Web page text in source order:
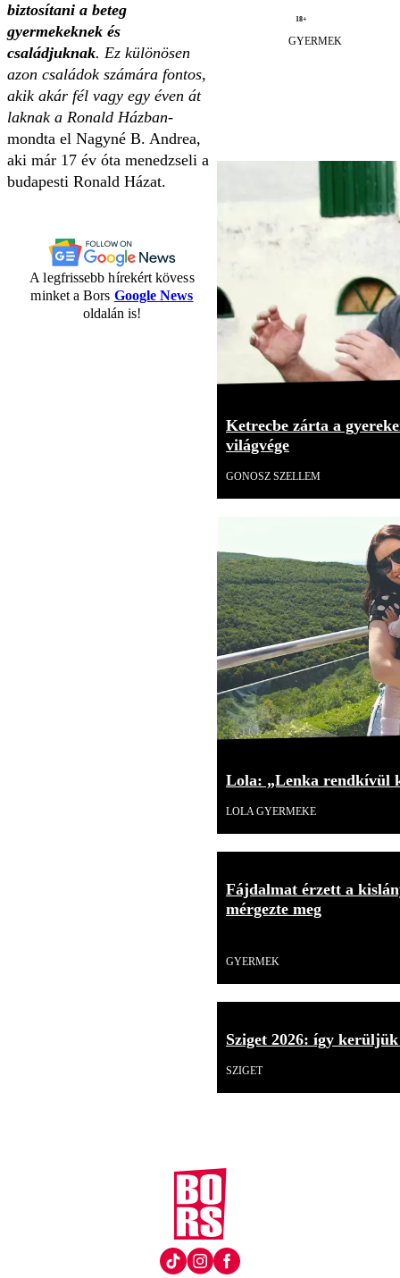
biztosítani a beteg
gyermekeknek és
családjuknak. Ez különösen
azon családok számára fontos,
akik akár fél vagy egy éven át
laknak a Ronald Házban-
mondta el Nagyné B. Andrea,
aki már 17 év óta menedzseli a
budapesti Ronald Házat.
A legfrissebb hírekért kövess
minket a Bors Google News
oldalán is!
18+
GYERMEK
Ketrecbe zárta a
világvége
GONOSZ SZELLEM
Lola: „Lenka rendkívül
LOLA GYERMEKE
Fájdalmat érzett a
mérgezte meg
GYERMEK
Sziget 2026: így
SZIGET